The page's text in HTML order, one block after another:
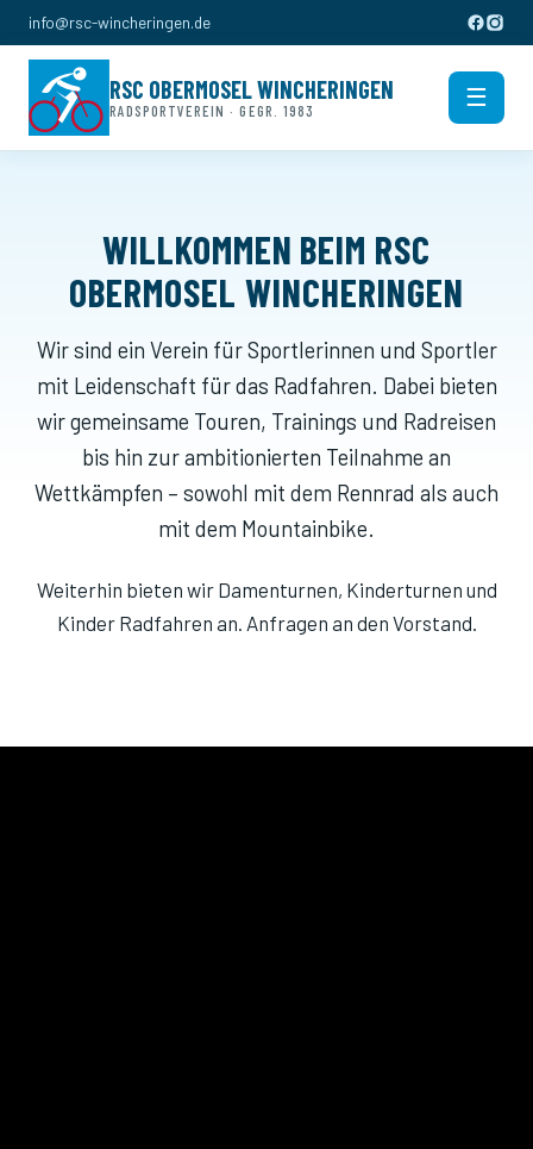
info@rsc-wincheringen.de
RSC OBERMOSEL WINCHERINGEN
RADSPORTVEREIN · GEGR. 1983
☰
WILLKOMMEN BEIM RSC
OBERMOSEL WINCHERINGEN
Wir sind ein Verein für Sportlerinnen und Sportler
mit Leidenschaft für das Radfahren. Dabei bieten
wir gemeinsame Touren, Trainings und Radreisen
bis hin zur ambitionierten Teilnahme an
Wettkämpfen – sowohl mit dem Rennrad als auch
mit dem Mountainbike.
Weiterhin bieten wir Damenturnen, Kinderturnen und
Kinder Radfahren an. Anfragen an den Vorstand.